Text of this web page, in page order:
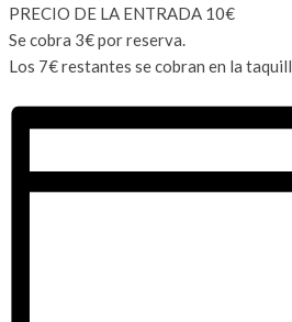
PRECIO DE LA ENTRADA 10€
Se cobra 3€ por reserva.
Los 7€ restantes se cobran en la